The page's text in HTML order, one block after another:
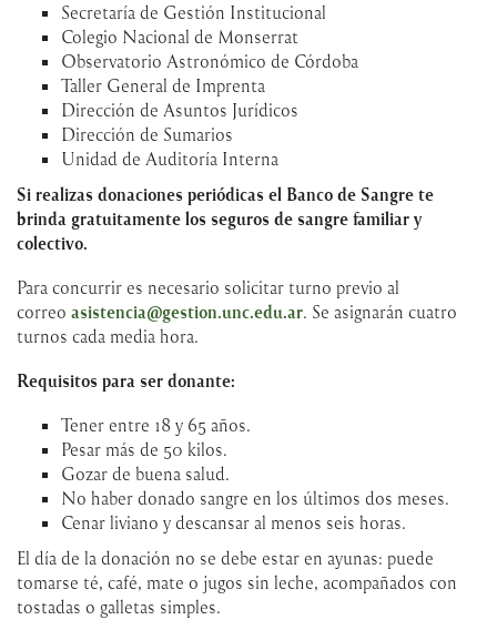
Secretaría de Gestión Institucional
Colegio Nacional de Monserrat
Observatorio Astronómico de Córdoba
Taller General de Imprenta
Dirección de Asuntos Jurídicos
Dirección de Sumarios
Unidad de Auditoría Interna
Si realizas donaciones periódicas el Banco de Sangre te
brinda gratuitamente los seguros de sangre familiar y
colectivo.
Para concurrir es necesario solicitar turno previo al
correo asistencia@gestion.unc.edu.ar. Se asignarán cuatro
turnos cada media hora.
Requisitos para ser donante:
Tener entre 18 y 65 años.
Pesar más de 50 kilos.
Gozar de buena salud.
No haber donado sangre en los últimos dos meses.
Cenar liviano y descansar al menos seis horas.
​El día de la donación no se debe estar en ayunas: puede
tomarse té, café, mate o jugos sin leche, acompañados con
tostadas o galletas simples.